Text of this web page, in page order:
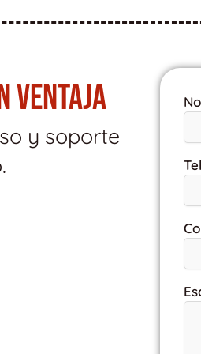
VENTAJA
y soporte